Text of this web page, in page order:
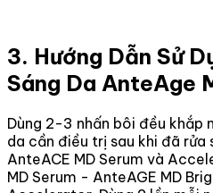
3. Hướng Dẫn Sử
Sáng Da AnteAge
Dùng 2-3 nhấn bôi đều khắp
da cần điều trị sau khi đã rửa
AnteACE MD Serum và
MD Serum - AnteAGE MD